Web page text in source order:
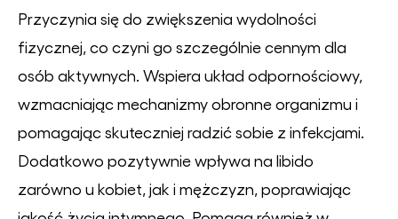
Przyczynia się do zwiększenia wydolności
fizycznej, co czyni go szczególnie cennym dla
osób aktywnych. Wspiera układ odpornościowy,
wzmacniając mechanizmy obronne organizmu i
pomagając skuteczniej radzić sobie z infekcjami.
Dodatkowo pozytywnie wpływa na libido
zarówno u kobiet, jak i mężczyzn, poprawiając